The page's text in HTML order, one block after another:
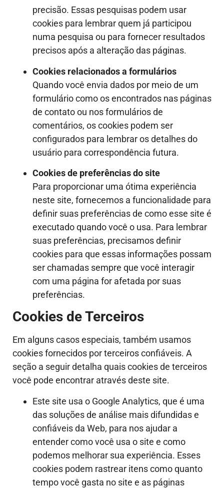
precisão. Essas pesquisas podem usar
cookies para lembrar quem já participou
numa pesquisa ou para fornecer resultados
precisos após a alteração das páginas.
Cookies relacionados a formulários
Quando você envia dados por meio de um
formulário como os encontrados nas páginas
de contato ou nos formulários de
comentários, os cookies podem ser
configurados para lembrar os detalhes do
usuário para correspondência futura.
Cookies de preferências do site
Para proporcionar uma ótima experiência
neste site, fornecemos a funcionalidade para
definir suas preferências de como esse site é
executado quando você o usa. Para lembrar
suas preferências, precisamos definir
cookies para que essas informações possam
ser chamadas sempre que você interagir
com uma página for afetada por suas
preferências.
Cookies de Terceiros
Em alguns casos especiais, também usamos
cookies fornecidos por terceiros confiáveis. A
seção a seguir detalha quais cookies de terceiros
você pode encontrar através deste site.
Este site usa o Google Analytics, que é uma
das soluções de análise mais difundidas e
confiáveis da Web, para nos ajudar a
entender como você usa o site e como
podemos melhorar sua experiência. Esses
cookies podem rastrear itens como quanto
tempo você gasta no site e as páginas